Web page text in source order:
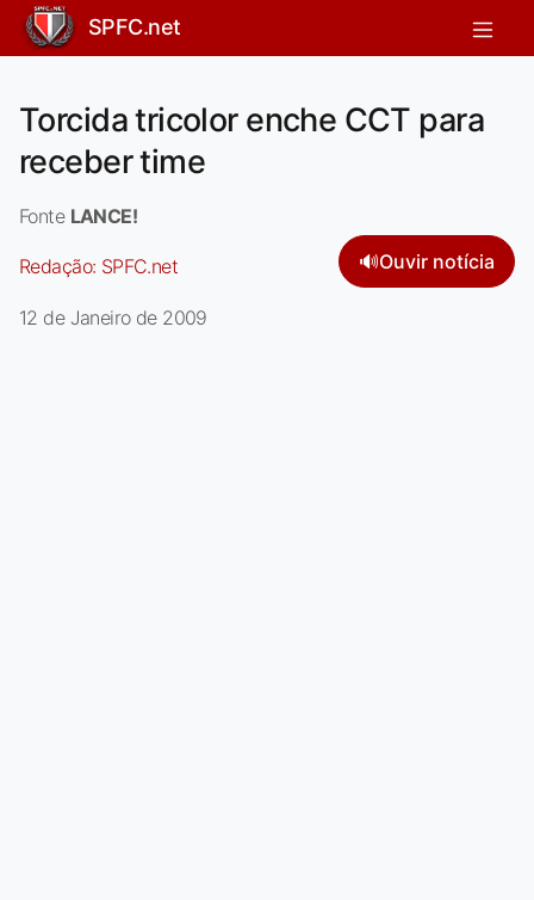
SPFC.net
Torcida tricolor enche CCT para
receber time
Fonte LANCE!
Redação: SPFC.net 🔊Ouvir notícia
12 de Janeiro de 2009